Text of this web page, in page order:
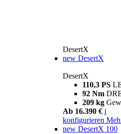
DesertX
new DesertX
DesertX
110,3 PS
92 Nm
209 kg
Ab 16.390 € i
konfigurieren
new DesertX 100